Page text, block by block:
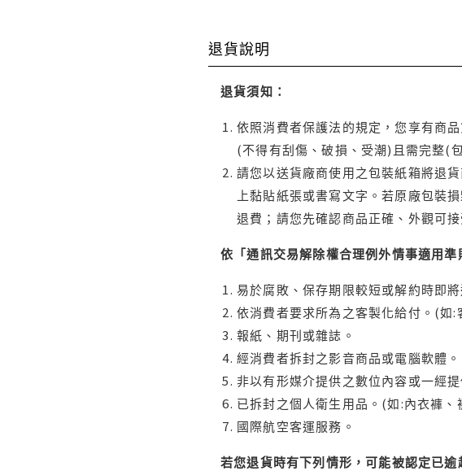
退貨說明
退貨須知：
依照消費者保護法的規定，您享有商
(不得有刮傷、破損、受潮)且需完整(
請您以送貨廠商使用之包裝紙箱將退
上黏貼紙張或書寫文字。若原廠包裝
退費；請您先確認商品正確、外觀可
依「通訊交易解除權合理例外情事適用
易於腐敗、保存期限較短或解約時即
依消費者要求所為之客製化給付。(如:
報紙、期刊或雜誌。
經消費者拆封之影音商品或電腦軟體。
非以有形媒介提供之數位內容或一經
已拆封之個人衛生用品。(如:內衣褲
國際航空客運服務。
若您退貨時有下列情形，可能被認定已